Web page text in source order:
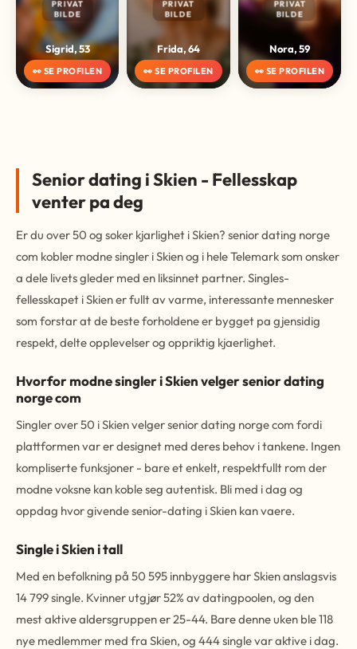
PRIVAT
BILDE
Sigrid, 53
👀 SE PROFILEN
PRIVAT
BILDE
Frida, 64
👀 SE PROFILEN
PRIVAT
BILDE
Nora, 59
👀 SE PROFILEN
Senior dating i Skien - Fellesskap
venter pa deg
Er du over 50 og soker kjarlighet i Skien? senior dating norge
com kobler modne singler i Skien og i hele Telemark som onsker
a dele livets gleder med en liksinnet partner. Singles-
fellesskapet i Skien er fullt av varme, interessante mennesker
som forstar at de beste forholdene er bygget pa gjensidig
respekt, delte opplevelser og oppriktig kjaerlighet.
Hvorfor modne singler i Skien velger senior dating
norge com
Singler over 50 i Skien velger senior dating norge com fordi
plattformen var er designet med deres behov i tankene. Ingen
kompliserte funksjoner - bare et enkelt, respektfullt rom der
modne voksne kan koble seg autentisk. Bli med i dag og
oppdag hvor givende senior-dating i Skien kan vaere.
Single i Skien i tall
Med en befolkning på 50 595 innbyggere har Skien anslagsvis
14 799 single. Kvinner utgjør 52% av datingpoolen, og den
mest aktive aldersgruppen er 25-44. Bare denne uken ble 118
nye medlemmer med fra Skien, og 444 single var aktive i dag.